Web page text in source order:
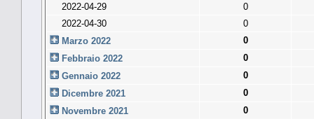
2022-04-29
0
2022-04-30
0
Marzo 2022
0
Febbraio 2022
0
Gennaio 2022
0
Dicembre 2021
0
Novembre 2021
0